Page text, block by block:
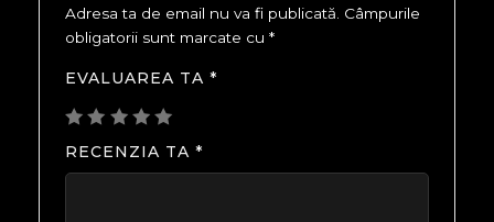
Adresa ta de email nu va fi publicată. Câmpurile
obligatorii sunt marcate cu *
EVALUAREA TA *
RECENZIA TA *